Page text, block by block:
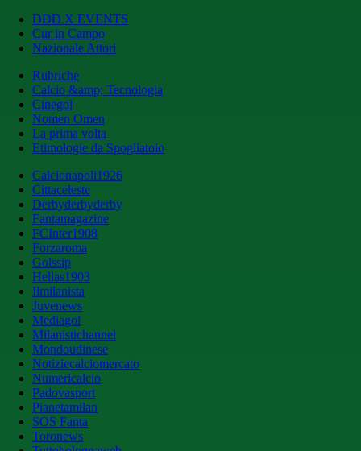
DDD X EVENTS
Cur in Campo
Nazionale Attori
Rubriche
Calcio &amp; Tecnologia
Cinegol
Nomen Omen
La prima volta
Etimologie da Spogliatoio
Calcionapoli1926
Cittaceleste
Derbyderbyderby
Fantamagazine
FCInter1908
Forzaroma
Golssip
Hellas1903
Ilmilanista
Juvenews
Mediagol
Milanistichannel
Mondoudinese
Notiziecalciomercato
Numericalcio
Padovasport
Pianetamilan
SOS Fanta
Toronews